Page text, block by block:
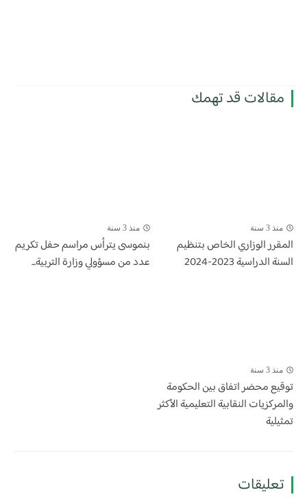
مقالات قد تهمك
منذ 3 سنة
المقرر الوزاري الخاص بتنظيم
السنة الدراسية 2023-2024
منذ 3 سنة
بنموسى يترأس مراسم حفل تكريم
عدد من مسؤولي وزارة التربية...
منذ 3 سنة
توقيع محضر اتفاق بين الحكومة
والمركزيات النقابية التعليمية الأكثر
تمثيلية
تعليقات